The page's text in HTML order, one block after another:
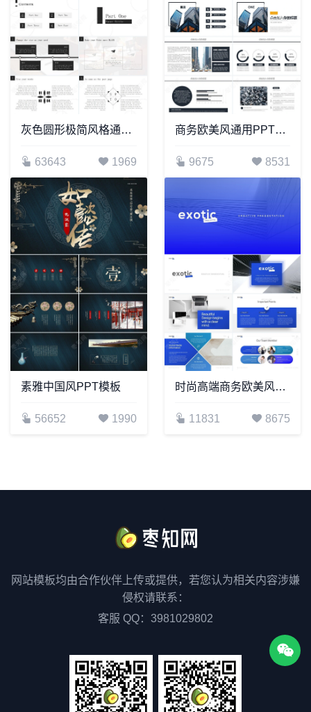
灰色圆形极简风格通用PPT模板
63643 1969
商务欧美风通用PPT模板公司简介商务报告项目展示
9675 8531
素雅中国风PPT模板
56652 1990
时尚高端商务欧美风商业计划书通用
11831 8675
网站模板均由合作伙伴上传或提供，若您认为相关内容涉嫌
侵权请联系：
客服 QQ：3981029802